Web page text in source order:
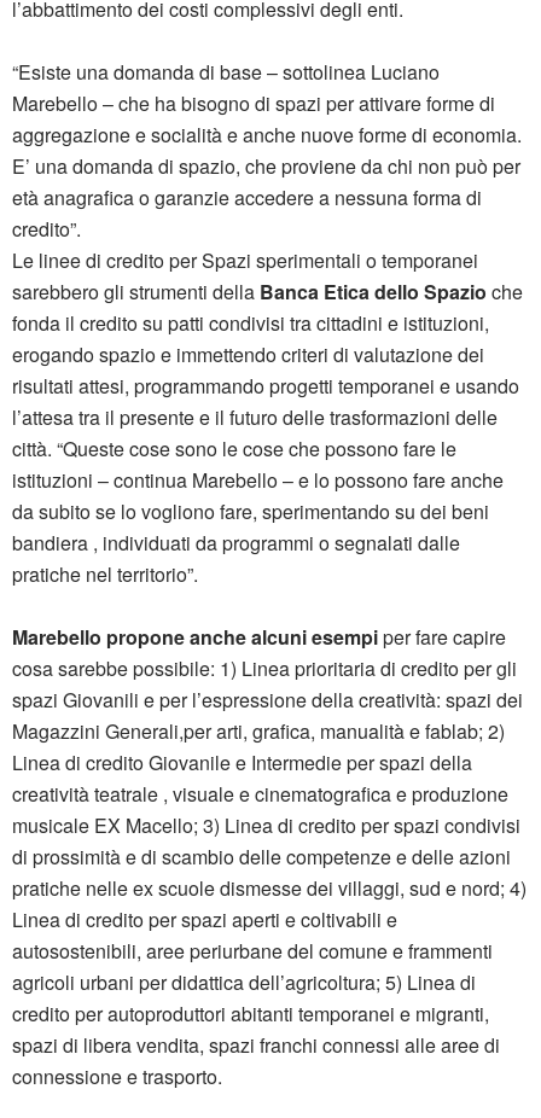
l’abbattimento dei costi complessivi degli enti.
“Esiste una domanda di base – sottolinea Luciano
Marebello – che ha bisogno di spazi per attivare forme di
aggregazione e socialità e anche nuove forme di economia.
E’ una domanda di spazio, che proviene da chi non può per
età anagrafica o garanzie accedere a nessuna forma di
credito”.
Le linee di credito per Spazi sperimentali o temporanei
sarebbero gli strumenti della Banca Etica dello Spazio che
fonda il credito su patti condivisi tra cittadini e istituzioni,
erogando spazio e immettendo criteri di valutazione dei
risultati attesi, programmando progetti temporanei e usando
l’attesa tra il presente e il futuro delle trasformazioni delle
città. “Queste cose sono le cose che possono fare le
istituzioni – continua Marebello – e lo possono fare anche
da subito se lo vogliono fare, sperimentando su dei beni
bandiera , individuati da programmi o segnalati dalle
pratiche nel territorio”.
Marebello propone anche alcuni esempiper fare capire
cosa sarebbe possibile: 1) Linea prioritaria di credito per gli
spazi Giovanili e per l’espressione della creatività: spazi dei
Magazzini Generali,per arti, grafica, manualità e fablab; 2)
Linea di credito Giovanile e Intermedie per spazi della
creatività teatrale , visuale e cinematografica e produzione
musicale EX Macello; 3) Linea di credito per spazi condivisi
di prossimità e di scambio delle competenze e delle azioni
pratiche nelle ex scuole dismesse dei villaggi, sud e nord; 4)
Linea di credito per spazi aperti e coltivabili e
autosostenibili, aree periurbane del comune e frammenti
agricoli urbani per didattica dell’agricoltura; 5) Linea di
credito per autoproduttori abitanti temporanei e migranti,
spazi di libera vendita, spazi franchi connessi alle aree di
connessione e trasporto.